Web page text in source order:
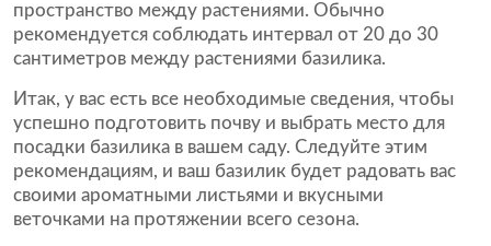
пространство между растениями. Обычно
рекомендуется соблюдать интервал от 20 до 30
сантиметров между растениями базилика.
Итак, у вас есть все необходимые сведения, чтобы
успешно подготовить почву и выбрать место для
посадки базилика в вашем саду. Следуйте этим
рекомендациям, и ваш базилик будет радовать вас
своими ароматными листьями и вкусными
веточками на протяжении всего сезона.